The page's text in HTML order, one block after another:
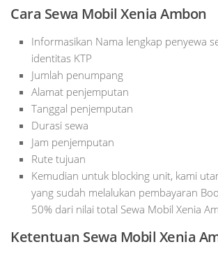
Cara Sewa Mobil Xenia Ambon
Informasikan Nama lengkap penyewa
identitas KTP
Jumlah penumpang
Alamat penjemputan
Tanggal penjemputan
Durasi sewa
Jam penjemputan
Rute tujuan
Kemudian untuk blocking unit, kami
yang sudah melalukan pembayaran
50% dari nilai total Sewa Mobil Xenia
Ketentuan Sewa Mobil Xenia